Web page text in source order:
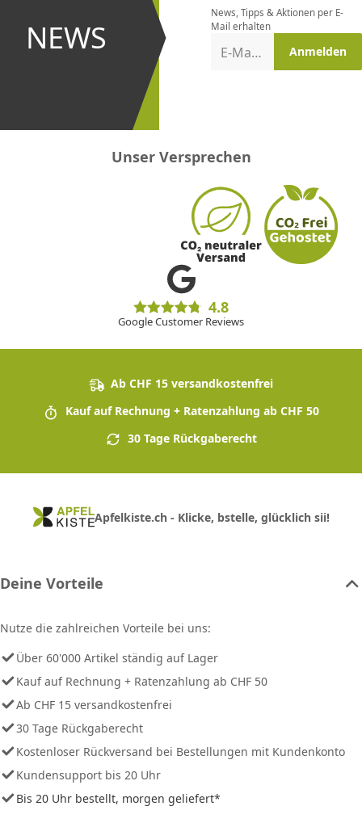
NEWS
und bei
Aktionen
News, Tipps & Aktionen per E-
Mail erhalten
E-Mail-Adresse Anmelden
Unser Versprechen
4.8
Google Customer Reviews
Ab CHF 15 versandkostenfrei
Kauf auf Rechnung + Ratenzahlung ab CHF 50
30 Tage Rückgaberecht
Apfelkiste.ch - Klicke, bstelle, glücklich sii!
Deine Vorteile
Nutze die zahlreichen Vorteile bei uns:
Über 60'000 Artikel ständig auf Lager
Kauf auf Rechnung + Ratenzahlung ab CHF 50
Ab CHF 15 versandkostenfrei
30 Tage Rückgaberecht
Kostenloser Rückversand bei Bestellungen mit Kundenkonto
Kundensupport bis 20 Uhr
Bis 20 Uhr bestellt, morgen geliefert*